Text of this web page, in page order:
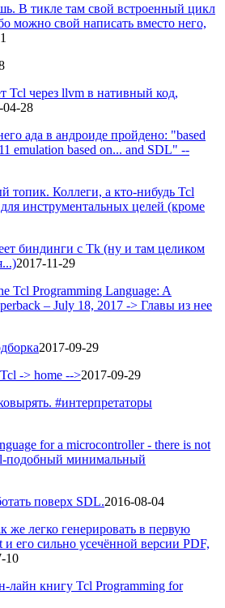
В тикле там свой встроенный цикл
можно свой написать вместо него,
Tcl через llvm в нативный код,
04-28
ада в андроиде пройдено: "based
emulation based on... and SDL" --
топик. Коллеги, а кто-нибудь Tcl
инструментальных целей (кроме
биндинги с Tk (ну и там целиком
2017-11-29
Tcl Programming Language: A
– July 18, 2017 -> Главы из нее
2017-09-29
-> home -->2017-09-29
#интерпретаторы
for a microcontroller - there is not
подобный минимальный
поверх SDL.2016-08-04
же легко генерировать в первую
и его сильно усечённой версии PDF,
10
лайн книгу Tcl Programming for